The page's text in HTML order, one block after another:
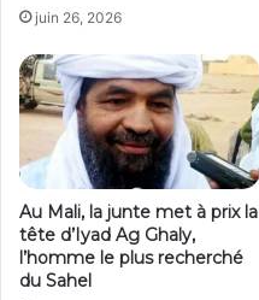
juin 26, 2026
Au Mali, la junte met à prix la
tête d’Iyad Ag Ghaly,
l’homme le plus recherché
du Sahel